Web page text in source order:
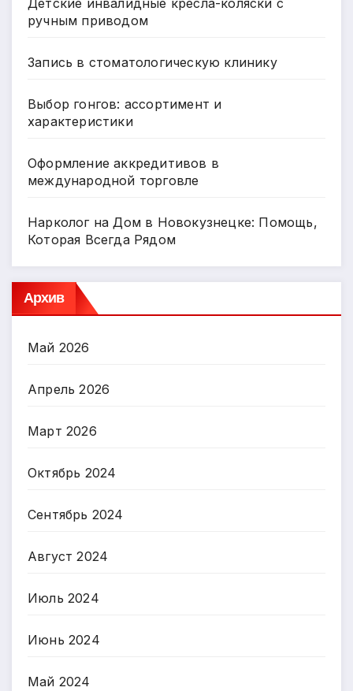
ручным приводом
Запись в стоматологическую клинику
Выбор гонгов: ассортимент и
характеристики
Оформление аккредитивов в
международной торговле
Нарколог на Дом в Новокузнецке: Помощь,
Которая Всегда Рядом
Архив
Май 2026
Апрель 2026
Март 2026
Октябрь 2024
Сентябрь 2024
Август 2024
Июль 2024
Июнь 2024
Май 2024